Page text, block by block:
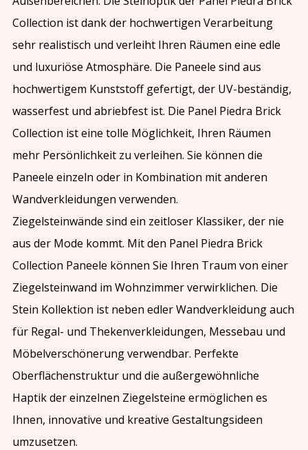
Collection ist dank der hochwertigen Verarbeitung
sehr realistisch und verleiht Ihren Räumen eine edle
und luxuriöse Atmosphäre. Die Paneele sind aus
hochwertigem Kunststoff gefertigt, der UV-beständig,
wasserfest und abriebfest ist. Die Panel Piedra Brick
Collection ist eine tolle Möglichkeit, Ihren Räumen
mehr Persönlichkeit zu verleihen. Sie können die
Paneele einzeln oder in Kombination mit anderen
Wandverkleidungen verwenden.
Ziegelsteinwände sind ein zeitloser Klassiker, der nie
aus der Mode kommt. Mit den Panel Piedra Brick
Collection Paneele können Sie Ihren Traum von einer
Ziegelsteinwand im Wohnzimmer verwirklichen. Die
Stein Kollektion ist neben edler Wandverkleidung auch
für Regal- und Thekenverkleidungen, Messebau und
Möbelverschönerung verwendbar. Perfekte
Oberflächenstruktur und die außergewöhnliche
Haptik der einzelnen Ziegelsteine ermöglichen es
Ihnen, innovative und kreative Gestaltungsideen
umzusetzen.